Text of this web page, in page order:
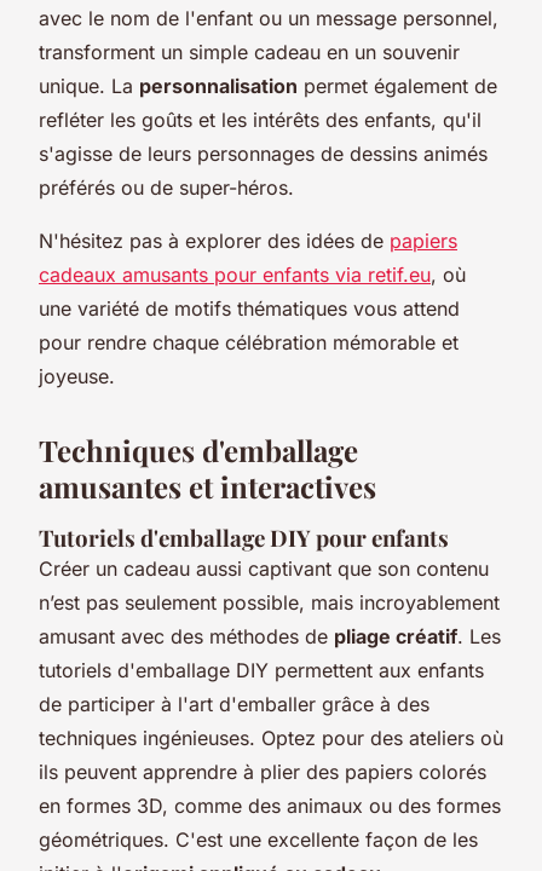
avec le nom de l'enfant ou un message personnel,
transforment un simple cadeau en un souvenir
unique. La personnalisation permet également de
refléter les goûts et les intérêts des enfants, qu'il
s'agisse de leurs personnages de dessins animés
préférés ou de super-héros.
N'hésitez pas à explorer des idées de papiers
cadeaux amusants pour enfants via retif.eu, où
une variété de motifs thématiques vous attend
pour rendre chaque célébration mémorable et
joyeuse.
Techniques d'emballage
amusantes et interactives
Tutoriels d'emballage DIY pour enfants
Créer un cadeau aussi captivant que son contenu
n’est pas seulement possible, mais incroyablement
amusant avec des méthodes de pliage créatif. Les
tutoriels d'emballage DIY permettent aux enfants
de participer à l'art d'emballer grâce à des
techniques ingénieuses. Optez pour des ateliers où
ils peuvent apprendre à plier des papiers colorés
en formes 3D, comme des animaux ou des formes
géométriques. C'est une excellente façon de les